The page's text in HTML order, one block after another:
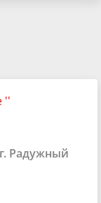
''
Радужный